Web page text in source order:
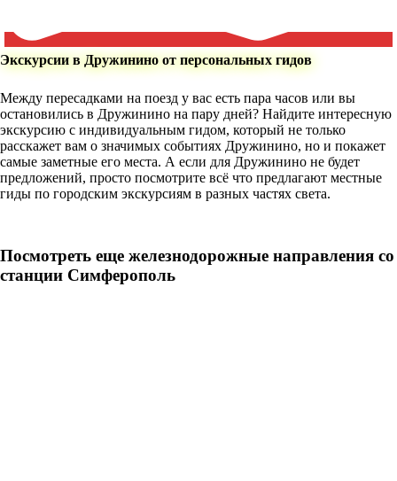
Экскурсии в Дружинино от персональных гидов
Между пересадками на поезд у вас есть пара часов или вы
остановились в Дружинино на пару дней? Найдите интересную
экскурсию с индивидуальным гидом, который не только
расскажет вам о значимых событиях Дружинино, но и покажет
самые заметные его места. А если для Дружинино не будет
предложений, просто посмотрите всё что предлагают местные
гиды по городским экскурсиям в разных частях света.
Посмотреть еще железнодорожные направления со
станции Симферополь